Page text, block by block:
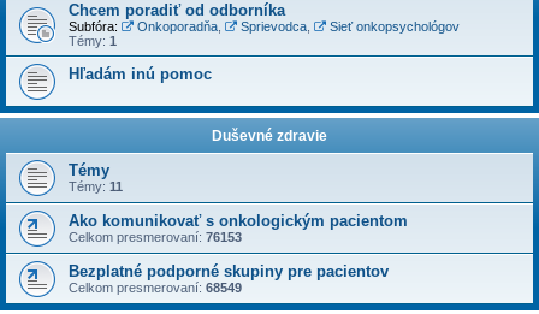
Chcem poradiť od odborníka
Subfóra: Onkoporadňa, Sprievodca,
Sieť onkopsychológov
Témy: 1
Hľadám inú pomoc
Duševné zdravie
Témy
Témy: 11
Ako komunikovať s onkologickým pacientom
Celkom presmerovaní: 76153
Bezplatné podporné skupiny pre pacientov
Celkom presmerovaní: 68549